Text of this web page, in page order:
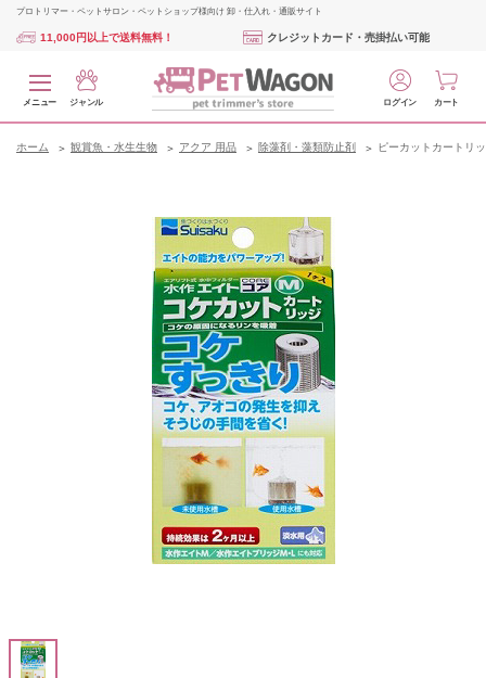
プロトリマー・ペットサロン・ペットショップ様向け 卸・仕入れ・通販サイト
11,000円以上で送料無料！ クレジットカード・売掛払い可能
メニュー ジャンル ログイン カート
ホーム 観賞魚・水生生物 アクア 用品 除藻剤・藻類防止剤 ピーカットカートリ